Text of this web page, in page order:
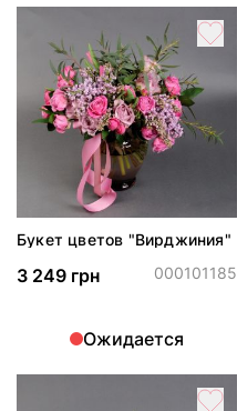
Букет цветов "Вирджиния"
3 249 грн 000101185
Ожидается